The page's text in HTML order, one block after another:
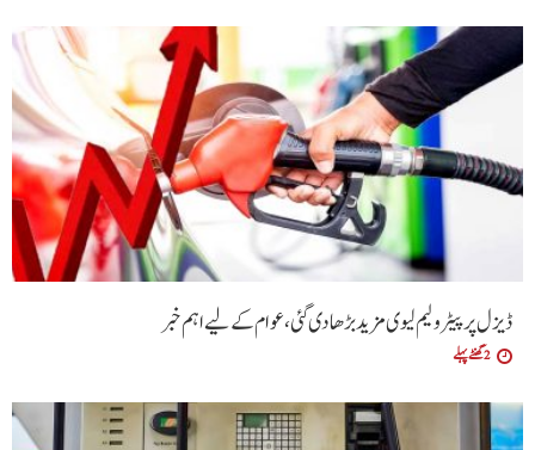
ڈیزل پر پیٹرولیم لیوی مزید بڑھا دی گئی،عوام کے لیے اہم خبر
2 گھنٹے پہلے